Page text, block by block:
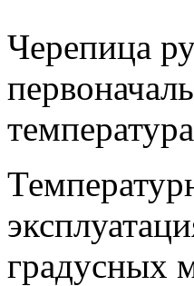
Черепица
градусных